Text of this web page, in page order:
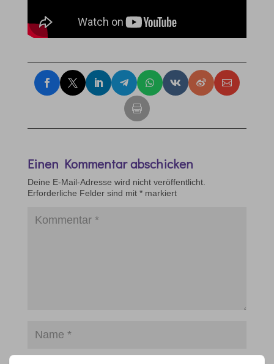
Einen Kommentar abschicken
Deine E-Mail-Adresse wird nicht veröffentlicht.
Erforderliche Felder sind mit *markiert